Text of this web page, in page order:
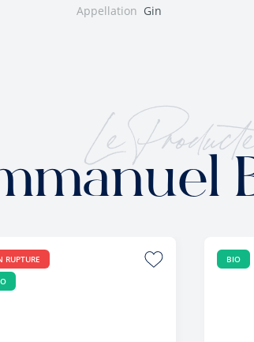
Appellation Gin
Le
RUPTURE
BIO